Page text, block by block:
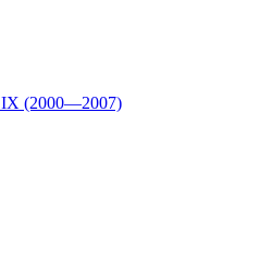
IX (2000—2007)